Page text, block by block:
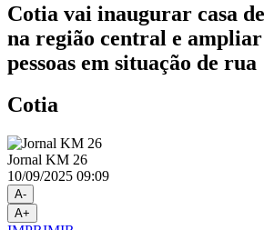
Cotia vai inaugurar casa
na região central e
pessoas em situação de rua
Cotia
Jornal KM 26
10/09/2025 09:09
A-
A+